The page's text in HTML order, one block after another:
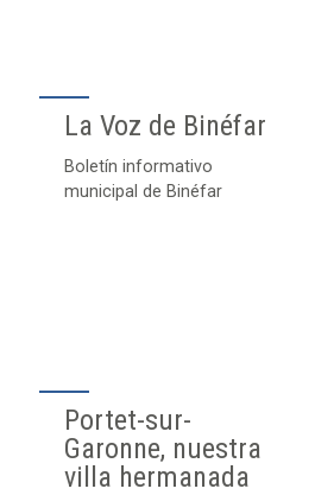
La Voz de Binéfar
Boletín informativo
municipal de Binéfar
Portet-sur-
Garonne, nuestra
villa hermanada